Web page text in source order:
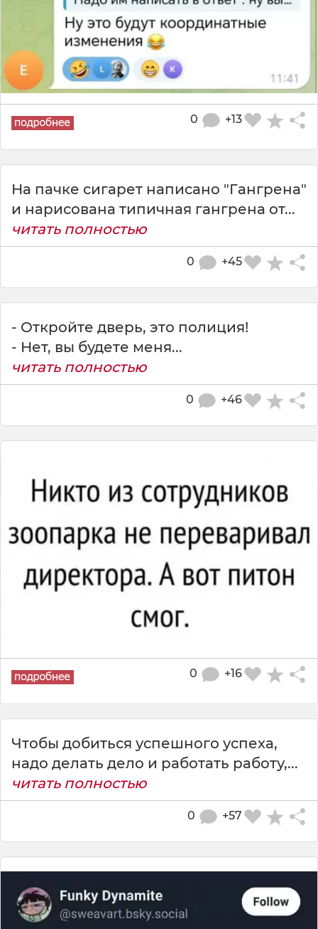
+13
0
На пачке сигарет написано "Гангрена"
и нарисована типичная гангрена от...
читать полностью
+45
0
- Откройте дверь, это полиция!
- Нет, вы будете меня...
читать полностью
+46
0
+16
0
Чтобы добиться успешного успеха,
надо делать дело и работать работу,...
читать полностью
+57
0